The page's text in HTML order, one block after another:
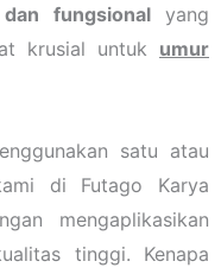
fungsionalyang
krusial untuk umur
satu atau
di Futago Karya
mengaplikasikan
tinggi. Kenapa